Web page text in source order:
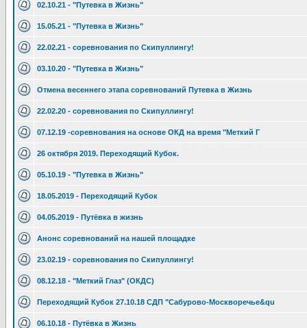
02.10.21 - "Путевка в Жизнь"
15.05.21 - "Путевка в Жизнь"
22.02.21 - соревнования по Скипуллингу!
03.10.20 - "Путевка в Жизнь"
Отмена весеннего этапа соревнований Путевка в Жизнь
22.02.20 - соревнования по Скипуллингу!
07.12.19 -соревнования на основе ОКД на время "Меткий Г
26 октября 2019. Переходящий Кубок.
05.10.19 - "Путевка в Жизнь"
18.05.2019 - Переходящий Кубок
04.05.2019 - Путёвка в жизнь
Анонс соревнований на нашей площадке
23.02.19 - соревнования по Скипуллингу!
08.12.18 - "Меткий Глаз" (ОКДС)
Переходящий Кубок 27.10.18 СДП "Сабурово-Москворечье&qu
06.10.18 - Путёвка в Жизнь